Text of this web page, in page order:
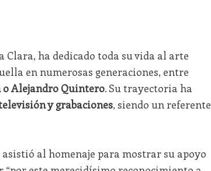
Clara, ha dedicado toda su vida al arte
en numerosas generaciones, entre
o Alejandro Quintero. Su trayectoria ha
y grabaciones, siendo un referente
asistió al homenaje para mostrar su apoyo